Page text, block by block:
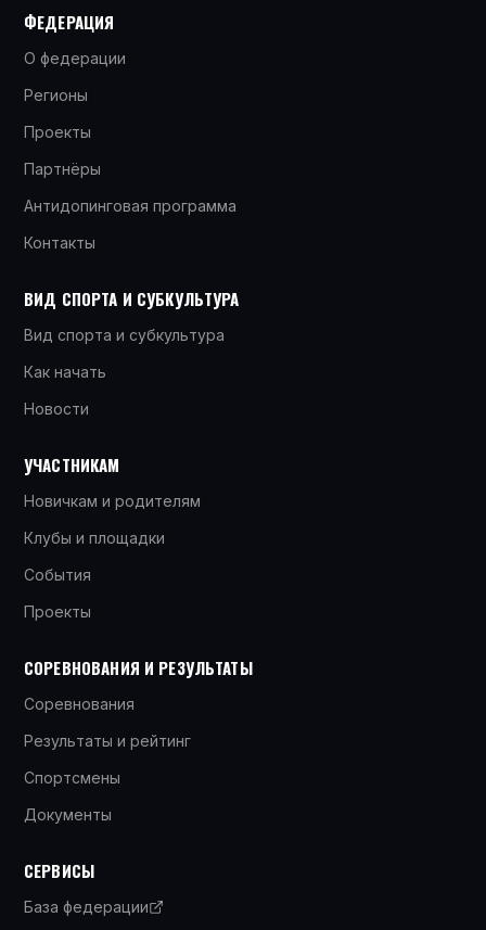
ФЕДЕРАЦИЯ
О федерации
Регионы
Проекты
Партнёры
Антидопинговая программа
Контакты
ВИД СПОРТА И СУБКУЛЬТУРА
Вид спорта и субкультура
Как начать
Новости
УЧАСТНИКАМ
Новичкам и родителям
Клубы и площадки
События
Проекты
СОРЕВНОВАНИЯ И РЕЗУЛЬТАТЫ
Соревнования
Результаты и рейтинг
Спортсмены
Документы
СЕРВИСЫ
База федерации